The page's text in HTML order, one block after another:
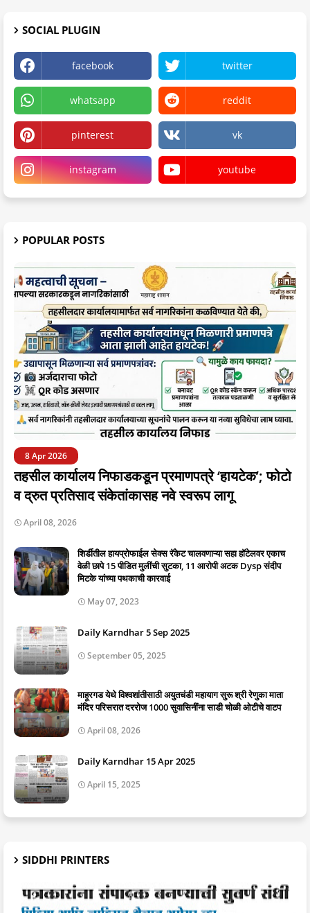
SOCIAL PLUGIN
facebook twitter
whatsapp reddit
pinterest vk
instagram youtube
POPULAR POSTS
8 Apr 2026
तहसील कार्यालय निफाडकडून प्रमाणपत्रे ‘हायटेक’; फोटो
व द्रुत प्रतिसाद संकेतांकासह नवे स्वरूप लागू
April 08, 2026
शिर्डीतील हायप्रोफाईल सेक्स रॅकेट चालवणाऱ्या सहा हॉटेलवर एकाच
वेळी छापे 15 पीडित मुलींची सुटका, 11 आरोपी अटक Dysp संदीप
मिटके यांच्या पथकाची कारवाई
May 07, 2023
Daily Karndhar 5 Sep 2025
September 05, 2025
माहूरगड येथे विश्वशांतीसाठी अयुतचंडी महायाग सुरू श्री रेणुका माता
मंदिर परिसरात दररोज 1000 सुवासिनींना साडी चोळी ओटीचे वाटप
April 08, 2026
Daily Karndhar 15 Apr 2025
April 15, 2025
SIDDHI PRINTERS